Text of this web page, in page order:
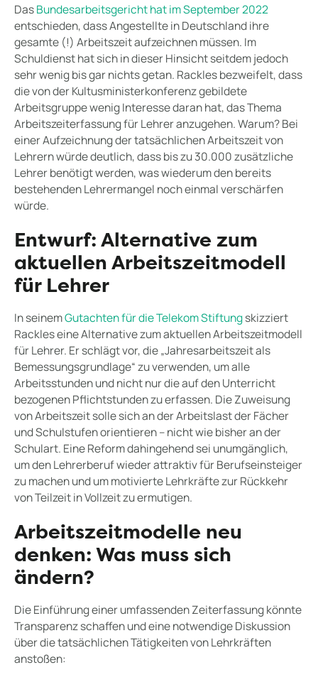
DasBundesarbeitsgericht hat im September 2022
entschieden, dass Angestellte in Deutschland ihre
gesamte (!) Arbeitszeit aufzeichnen müssen. Im
Schuldienst hat sich in dieser Hinsicht seitdem jedoch
sehr wenig bis gar nichts getan. Rackles bezweifelt, dass
die von der Kultusministerkonferenz gebildete
Arbeitsgruppe wenig Interesse daran hat, das Thema
Arbeitszeiterfassung für Lehrer anzugehen. Warum? Bei
einer Aufzeichnung der tatsächlichen Arbeitszeit von
Lehrern würde deutlich, dass bis zu 30.000 zusätzliche
Lehrer benötigt werden, was wiederum den bereits
bestehenden Lehrermangel noch einmal verschärfen
würde.
Entwurf: Alternative zum
aktuellen Arbeitszeitmodell
für Lehrer
In seinemGutachten für die Telekom Stiftungskizziert
Rackles eine Alternative zum aktuellen Arbeitszeitmodell
für Lehrer. Er schlägt vor, die „Jahresarbeitszeit als
Bemessungsgrundlage“ zu verwenden, um alle
Arbeitsstunden und nicht nur die auf den Unterricht
bezogenen Pflichtstunden zu erfassen. Die Zuweisung
von Arbeitszeit solle sich an der Arbeitslast der Fächer
und Schulstufen orientieren – nicht wie bisher an der
Schulart. Eine Reform dahingehend sei unumgänglich,
um den Lehrerberuf wieder attraktiv für Berufseinsteiger
zu machen und um motivierte Lehrkräfte zur Rückkehr
von Teilzeit in Vollzeit zu ermutigen.
Arbeitszeitmodelle neu
denken: Was muss sich
ändern?
Die Einführung einer umfassenden Zeiterfassung könnte
Transparenz schaffen und eine notwendige Diskussion
über die tatsächlichen Tätigkeiten von Lehrkräften
anstoßen: